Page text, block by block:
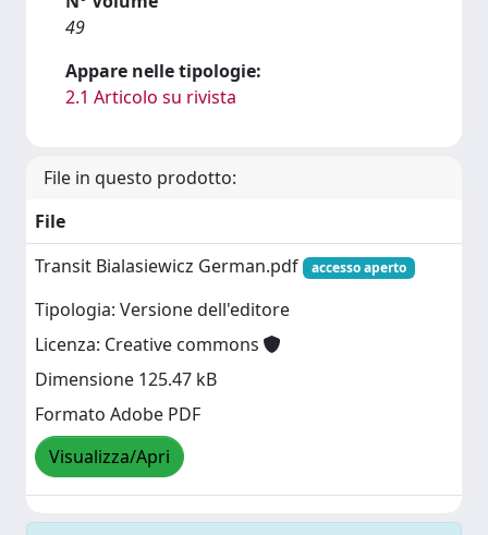
49
Appare nelle tipologie:
2.1 Articolo su rivista
File in questo prodotto:
File
Transit Bialasiewicz German.pdf
accesso aperto
Tipologia: Versione dell'editore
Licenza: Creative commons
Dimensione 125.47 kB
Formato Adobe PDF
Visualizza/Apri